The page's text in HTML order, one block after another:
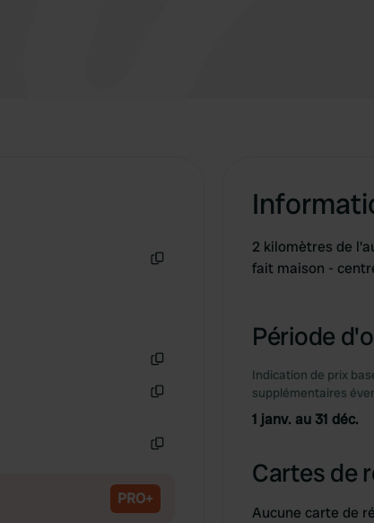
PRO+
2 kilomètres de
fait maison -
Période
Indication de prix
supplémentaires
1 janv. au 31 déc.
Cartes de
Aucune carte de